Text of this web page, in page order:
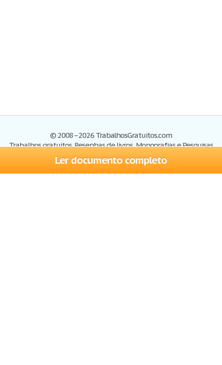
Ler documento completo
© 2008–2026 TrabalhosGratuitos.com
Trabalhos gratuitos, Resenhas de livros, Monografias e Pesquisas